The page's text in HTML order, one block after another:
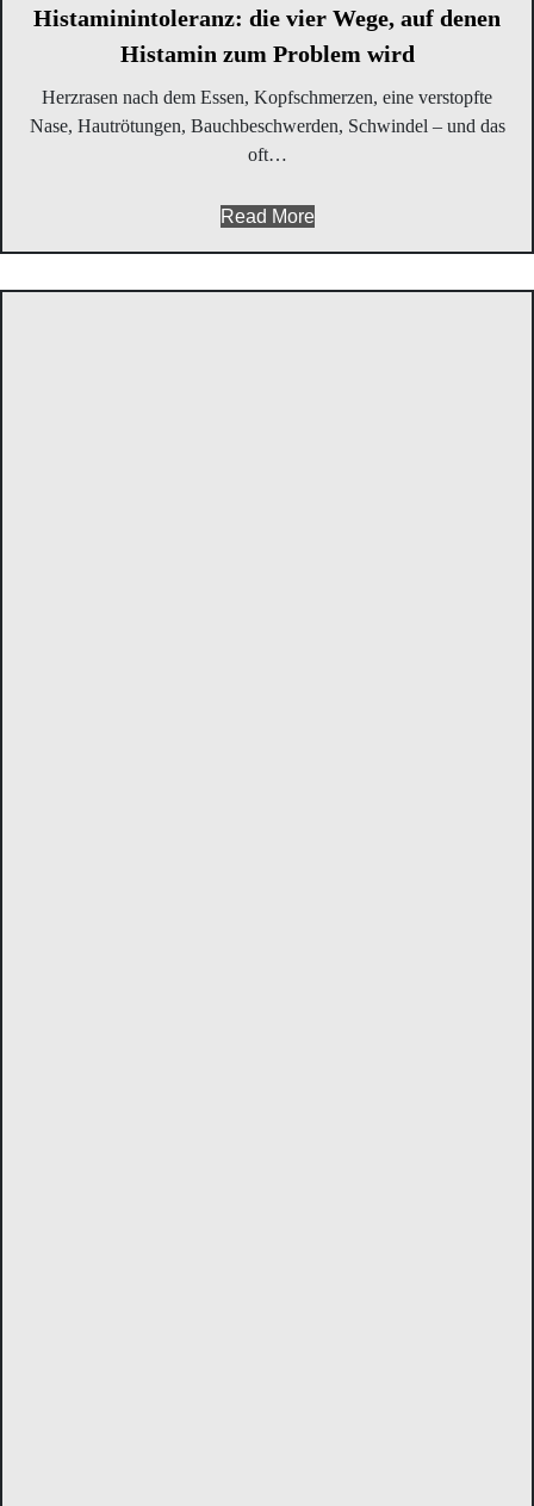
Hist­amin­in­to­le­ranz: die vier Wege, auf denen
Hist­amin zum Pro­blem wird
Herz­ra­sen nach dem Essen, Kopf­schmer­zen, eine ver­stopf­te
Nase, Haut­rö­tun­gen, Bauch­be­schwer­den, Schwin­del – und das
oft…
Read More